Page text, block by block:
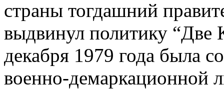
страны тогдашний
выдвинул политику “Две
декабря 1979 года была
военно-